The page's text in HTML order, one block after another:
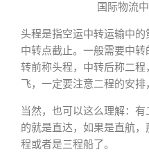
国际物流
头程是指空运中转运输中
中转点截止。一般需要中
转前称头程，中转后称二
飞，一定要注意二程的安排
当然，也可以这么理解：
的就是直达，如果是直航
程或者是三程船了。